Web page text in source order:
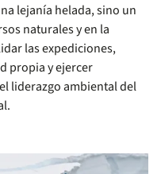
lejanía helada, sino un
naturales y en la
las expediciones,
propia y ejercer
liderazgo ambiental del